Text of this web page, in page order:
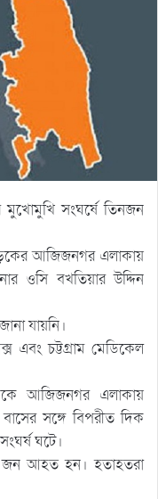
মুখোমুখি সংঘর্ষে তিনজন
আজিজনগর এলাকায়
ওসি বখতিয়ার উদ্দিন
যায়নি।
এবং চট্টগ্রাম মেডিকেল
আজিজনগর এলাকায়
সঙ্গে বিপরীত দিক
ঘটে।
জন আহত হন। হতাহতরা